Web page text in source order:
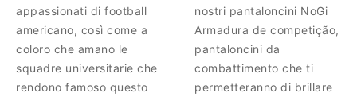
appassionati di football
americano, così come a
coloro che amano le
squadre universitarie che
rendono famoso questo
nostri pantaloncini NoGi
Armadura de competição,
pantaloncini da
combattimento che ti
permetteranno di brillare